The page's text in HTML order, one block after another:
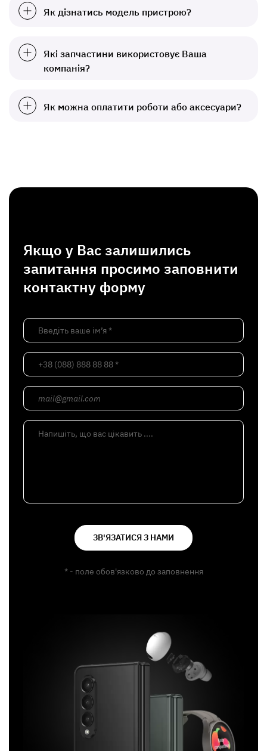
Як дізнатись модель пристрою?
Які запчастини використовує Ваша
компанія?
Як можна оплатити роботи або аксесуари?
Якщо у Вас залишились
запитання просимо заповнити
контактну форму
Введіть ваше ім’я *
+38 (088) 888 88 88 *
mail@gmail.com
Напишіть, що вас цікавить ....
ЗВ'ЯЗАТИСЯ З НАМИ
* - поле обов'язково до заповнення